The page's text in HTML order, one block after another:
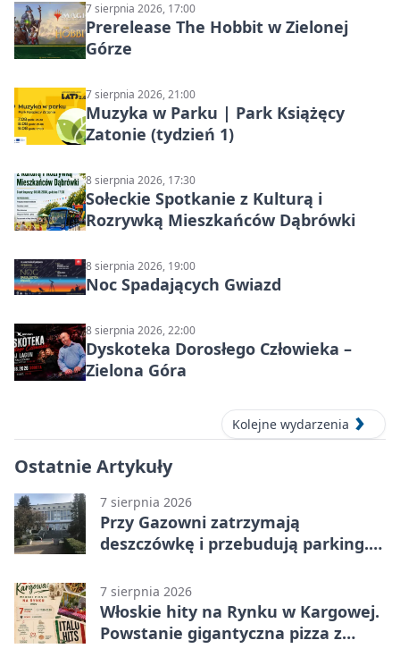
7 sierpnia 2026, 17:00
Prerelease The Hobbit w Zielonej
Górze
7 sierpnia 2026, 21:00
Muzyka w Parku | Park Książęcy
Zatonie (tydzień 1)
8 sierpnia 2026, 17:30
Sołeckie Spotkanie z Kulturą i
Rozrywką Mieszkańców Dąbrówki
8 sierpnia 2026, 19:00
Noc Spadających Gwiazd
8 sierpnia 2026, 22:00
Dyskoteka Dorosłego Człowieka –
Zielona Góra
Kolejne wydarzenia
Ostatnie Artykuły
7 sierpnia 2026
Przy Gazowni zatrzymają
deszczówkę i przebudują parking.
7 sierpnia 2026
Włoskie hity na Rynku w Kargowej.
Powstanie gigantyczna pizza z